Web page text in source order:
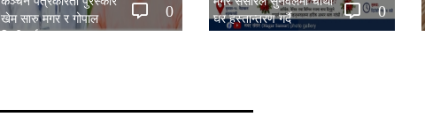
0
खेम सारु मगर र गोपाल
जिटीलाई
0
घर हस्तान्तरण गर्दै